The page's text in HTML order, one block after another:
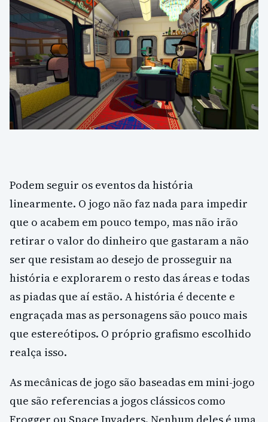
Podem seguir os eventos da história
linearmente. O jogo não faz nada para impedir
que o acabem em pouco tempo, mas não irão
retirar o valor do dinheiro que gastaram a não
ser que resistam ao desejo de prosseguir na
história e explorarem o resto das áreas e todas
as piadas que aí estão. A história é decente e
engraçada mas as personagens são pouco mais
que estereótipos. O próprio grafismo escolhido
realça isso.
As mecânicas de jogo são baseadas em mini-jogo
que são referencias a jogos clássicos como